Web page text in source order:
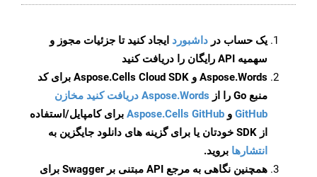
یک حساب در داشبورد ایجاد کنید تا جزئیات مجوز و
سهمیه API رایگان را دریافت کنید
Aspose.Words و Aspose.Cells Cloud SDK برای کد
منبع Go را از
Aspose.Words دریافت کنید مخازن
GitHub و Aspose.Cells GitHub برای کامپایل/استفاده
از SDK خودتان یا برای گزینه های دانلود جایگزین به
انتشارها بروید.
همچنین نگاهی به مرجع API مبتنی بر Swagger برای